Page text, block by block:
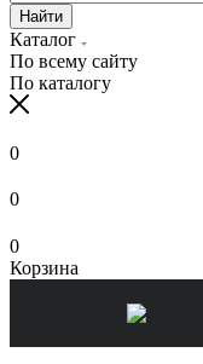
Найти
Каталог
По всему сайту
По каталогу
0
0
0
Корзина